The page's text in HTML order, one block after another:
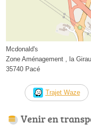
Mcdonald's
Zone Aménagement , la
35740 Pacé
Trajet Waze
Venir en